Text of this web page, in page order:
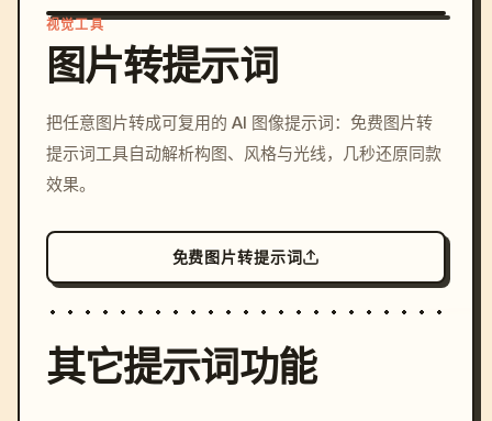
c, cyberpunk sunset, neon
colors, 8k --v 6.0
视觉工具
图片转提示词
把任意图片转成可复用的 AI 图像提示词：免费图片转
提示词工具自动解析构图、风格与光线，几秒还原同款
效果。
免费图片转提示词
其它提示词功能